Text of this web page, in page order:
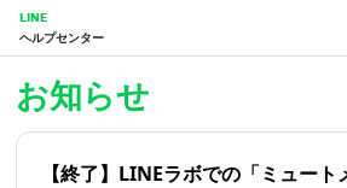
LINE
ヘルプセンター
お知らせ
【終了】LINEラボでの「ミュート